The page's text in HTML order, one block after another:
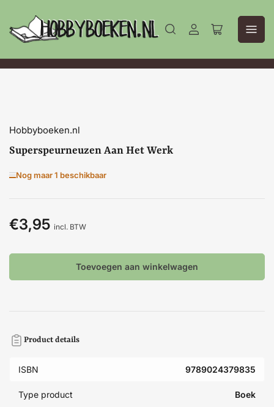
Aanmelden
Mini-
winkelwagen
openen
Hobbyboeken.nl
Superspeurneuzen Aan Het Werk
Nog maar 1 beschikbaar
Normale
€3,95 incl. BTW
Toevoegen aan winkelwagen
Product details
ISBN 9789024379835
Type product Boek